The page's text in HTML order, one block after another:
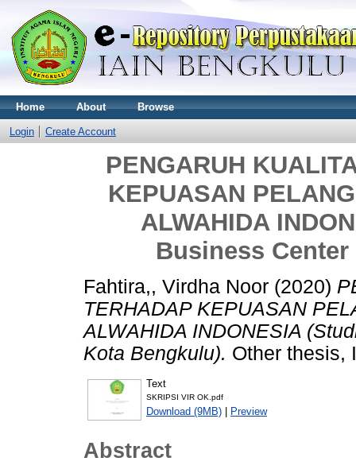
Home About Browse
Login Create Account
PENGARUH
KEPUASAN
ALWAHIDA
Business
Fahtira,, Virdha Noor (2020)
TERHADAP KEPUASAN
ALWAHIDA INDONESIA
Kota Bengkulu). Other thesis,
Text
SKRIPSI VIR OK.pdf
Download (9MB) | Preview
Abstract